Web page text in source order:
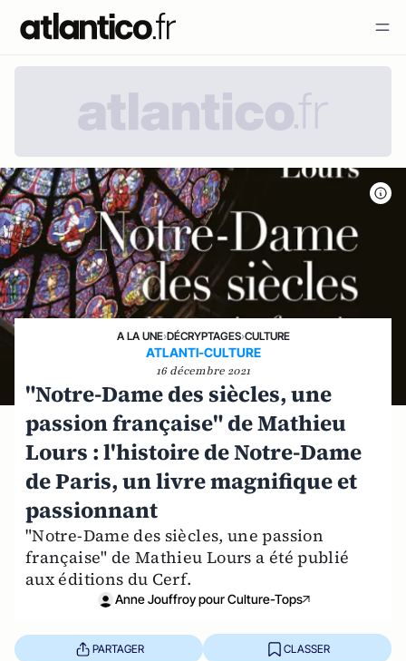
A LA UNE›DÉCRYPTAGES›CULTURE
ATLANTI-CULTURE
16 décembre 2021
"Notre-Dame des siècles, une
passion française" de Mathieu
Lours : l'histoire de Notre-Dame
de Paris, un livre magnifique et
passionnant
"Notre-Dame des siècles, une passion
française" de Mathieu Lours a été publié
aux éditions du Cerf.
Anne Jouffroy pour Culture-Tops
PARTAGER CLASSER